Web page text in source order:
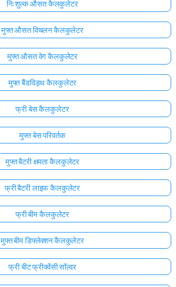
निःशुल्क औसत कैलकुलेटर
मुफ्त औसत विचलन कैलकुलेटर
मुफ्त औसत वेग कैलकुलेटर
मुफ्त बैंडविड्थ कैलकुलेटर
फ्री बेस कैलकुलेटर
मुफ्त बेस परिवर्तक
मुफ्त बैटरी क्षमता कैलकुलेटर
फ्री बैटरी लाइफ कैलकुलेटर
फ्री बीम कैलकुलेटर
मुफ्त बीम डिफ्लेक्शन कैलकुलेटर
फ्री बीट फ्रीक्वेंसी सॉल्वर